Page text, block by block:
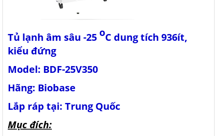
Tủ lạnh âm sâu -25 oC dung tích 936ít,
kiểu đứng
Model: BDF-25V350
Hãng: Biobase
Lắp ráp tại: Trung Quốc
Mục đích: